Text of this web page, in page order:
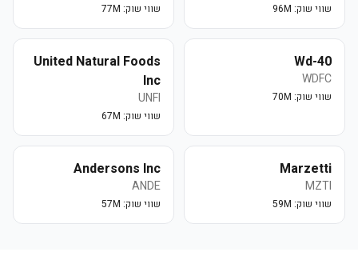
שווי שוק: 96M שווי שוק: 77M
Wd-40
WDFC
שווי שוק: 70M
United Natural Foods
Inc
UNFI
שווי שוק: 67M
Marzetti
MZTI
שווי שוק: 59M
Andersons Inc
ANDE
שווי שוק: 57M